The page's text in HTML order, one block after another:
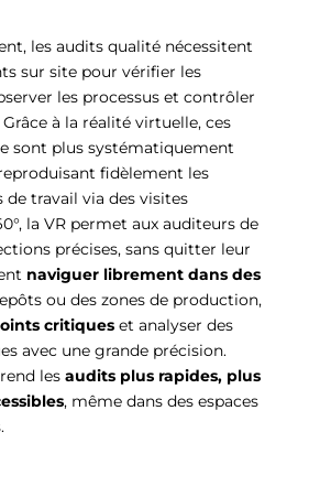
les audits qualité nécessitent
sur site pour vérifier les
les processus et contrôler
à la réalité virtuelle, ces
sont plus systématiquement
fidèlement les
travail via des visites
la VR permet aux auditeurs de
précises, sans quitter leur
naviguer librement dans des
ou des zones de production,
critiqueset analyser des
avec une grande précision.
lesaudits plus rapides, plus
, même dans des espaces